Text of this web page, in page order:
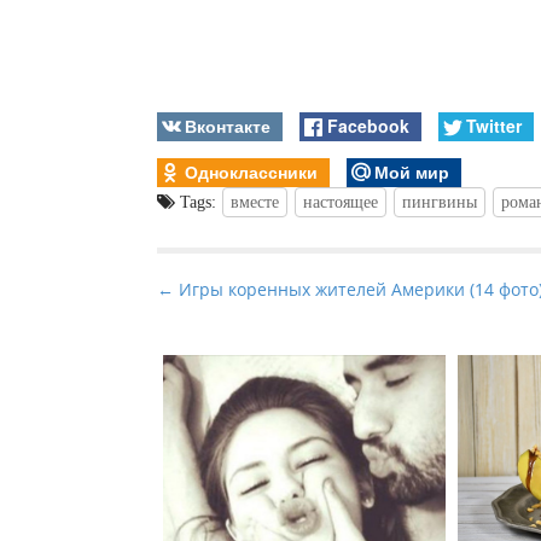
Вконтакте Facebook
Twitter
Одноклассники
Мой мир
Tags: вместе настоящее пингвины
P
s
t
← Игры коренных жителей Америки (14